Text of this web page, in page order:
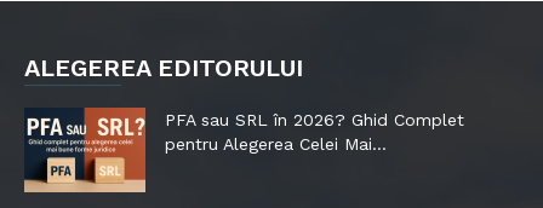
ALEGEREA EDITORULUI
PFA sau SRL în 2026? Ghid Complet
pentru Alegerea Celei Mai...